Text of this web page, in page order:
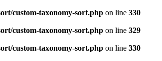
custom-taxonomy-sort.php on line 330
custom-taxonomy-sort.php on line 329
custom-taxonomy-sort.php on line 330